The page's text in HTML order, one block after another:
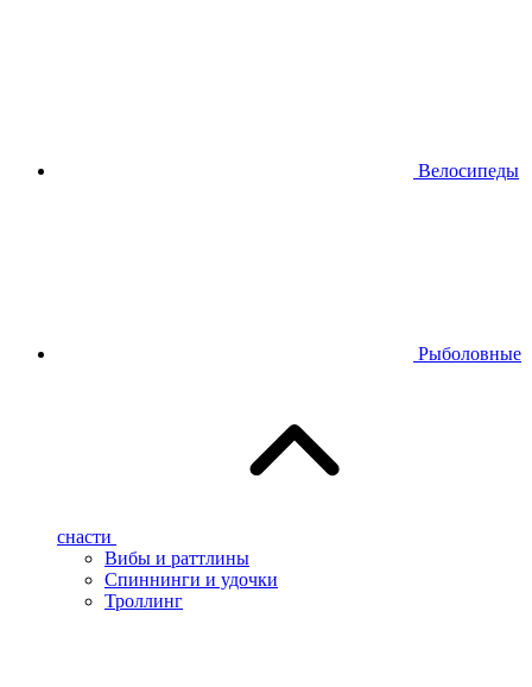
Велосипеды
Рыболовные
снасти
Вибы и раттлины
Спиннинги и удочки
Троллинг